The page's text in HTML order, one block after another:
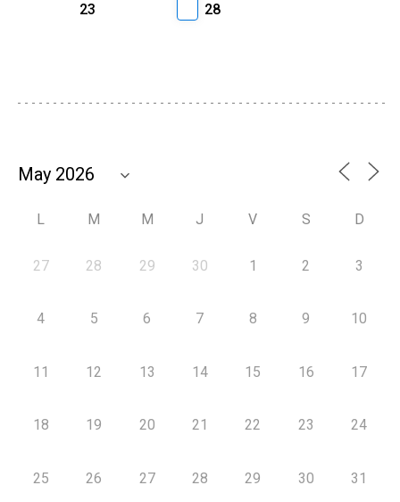
23
28
L M M J V S D
27 28 29 30 1 2 3
4 5 6 7 8 9 10
11 12 13 14 15 16 17
18 19 20 21 22 23 24
25 26 27 28 29 30 31